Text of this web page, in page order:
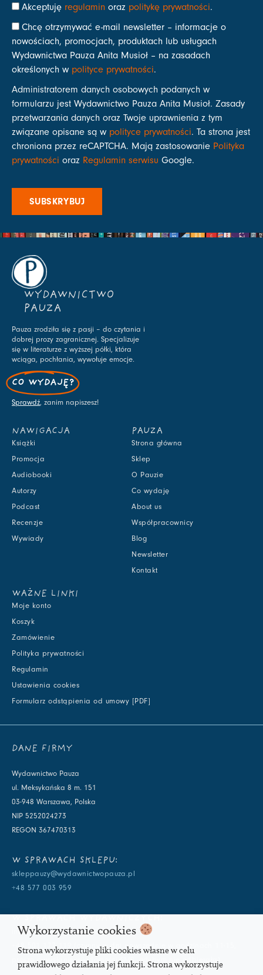
Akceptuję regulamin oraz politykę prywatności.
Chcę otrzymywać e-mail newsletter – informacje o
nowościach, promocjach, produktach lub usługach
Wydawnictwa Pauza Anita Musioł – na zasadach
określonych w polityce prywatności.
Administratorem danych osobowych podanych w
formularzu jest Wydawnictwo Pauza Anita Musioł. Zasady
przetwarzania danych oraz Twoje uprawnienia z tym
związane opisane są w polityce prywatności. Ta strona jest
chroniona przez reCAPTCHA. Mają zastosowanie Polityka
prywatności oraz Regulamin serwisu Google.
SUBSKRYBUJ
WYDAWNICTWO
PAUZA
Pauza zrodziła się z pasji – do czytania i
dobrej prozy zagranicznej. Specjalizuje
się w literaturze z wyższej półki, która
wciąga, pochłania, wywołuje emocje.
CO WYDAJĘ?
Sprawdź, zanim napiszesz!
NAWIGACJA
Książki
Promocja
Audiobooki
Autorzy
Podcast
Recenzje
Wywiady
PAUZA
Strona główna
Sklep
O Pauzie
Co wydaję
About us
Współpracownicy
Blog
Newsletter
Kontakt
WAŻNE LINKI
Moje konto
Koszyk
Zamówienie
Polityka prywatności
Regulamin
Ustawienia cookies
Formularz odstąpienia od umowy [PDF]
DANE FIRMY
Wydawnictwo Pauza
ul. Meksykańska 8 m. 151
03-948 Warszawa, Polska
NIP 5252024273
REGON 367470313
W SPRAWACH SKLEPU:
skleppauzy@wydawnictwopauza.pl
+48 577 003 959
info@wydawnictwopauza.pl
+48 501 177 119 (czynny w dni powszednie w godzinach 11-15,
proszę o wysłanie wiadomości SMS, gdybym nie odbierała)
Wykorzystanie cookies
Strona wykorzystuje pliki cookies własne w celu
prawidłowego działania jej funkcji. Strona wykorzystuje